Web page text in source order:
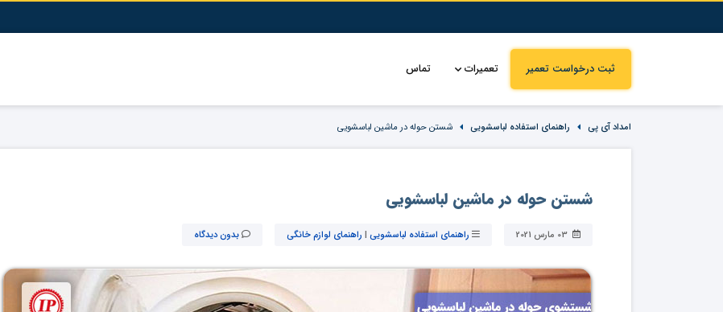
ثبت درخواست تعمیر تعمیرات تماس
امداد آی پی راهنمای استفاده لباسشویی شستن حوله در ماشین لباسشویی
شستن حوله در ماشین لباسشویی
راهنمای استفاده لباسشویی | راهنمای لوازم خانگی بدون دیدگاه